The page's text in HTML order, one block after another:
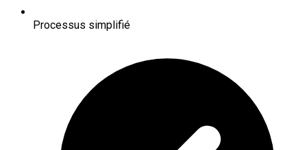
Processus simplifié